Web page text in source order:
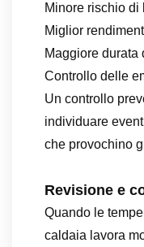
Minore rischio di
Miglior
Maggiore durata
Controllo delle
Un controllo
individuare
che provochino
Revisione e
Quando le
caldaia lavora